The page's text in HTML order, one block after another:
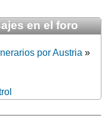
en el foro
por Austria »